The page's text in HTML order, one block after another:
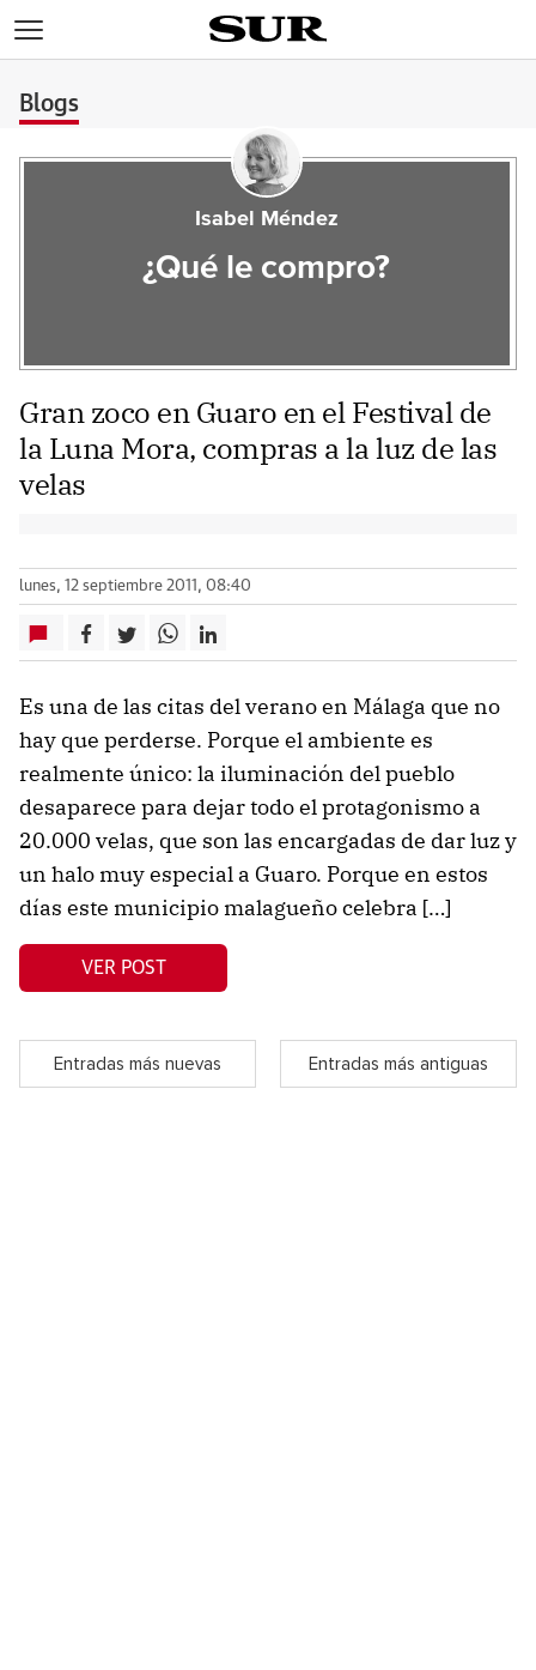
Blogs
Isabel Méndez
¿Qué le compro?
Gran zoco en Guaro en el Festival de
la Luna Mora, compras a la luz de las
velas
lunes, 12 septiembre 2011, 08:40
Es una de las citas del verano en Málaga que no
hay que perderse. Porque el ambiente es
realmente único: la iluminación del pueblo
desaparece para dejar todo el protagonismo a
20.000 velas, que son las encargadas de dar luz y
un halo muy especial a Guaro. Porque en estos
días este municipio malagueño celebra […]
VER POST
Entradas más nuevas Entradas más antiguas